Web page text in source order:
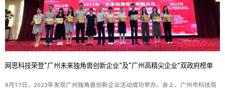
网思科技荣登“广州未来独角兽创新企业”及“广州高精尖企业”双政府榜单
8月17日，2023年发现广州独角兽创新企业活动成功举办。会上，广州市科技局